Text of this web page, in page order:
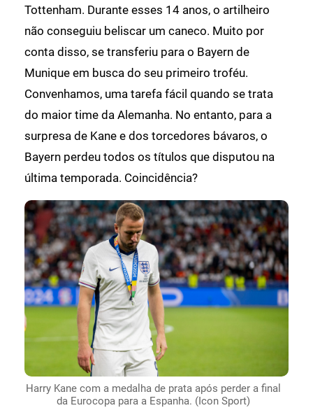
Tottenham. Durante esses 14 anos, o artilheiro
não conseguiu beliscar um caneco. Muito por
conta disso, se transferiu para o Bayern de
Munique em busca do seu primeiro troféu.
Convenhamos, uma tarefa fácil quando se trata
do maior time da Alemanha. No entanto, para a
surpresa de Kane e dos torcedores bávaros, o
Bayern perdeu todos os títulos que disputou na
última temporada. Coincidência?
Harry Kane com a medalha de prata após perder a final
da Eurocopa para a Espanha. (Icon Sport)